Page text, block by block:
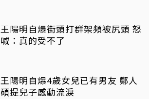
王陽明自爆街頭打群架頻被尻頭 怒
喊：真的受不了
王陽明自爆4歲女兒已有男友 鄭人
碩提兒子感動流淚